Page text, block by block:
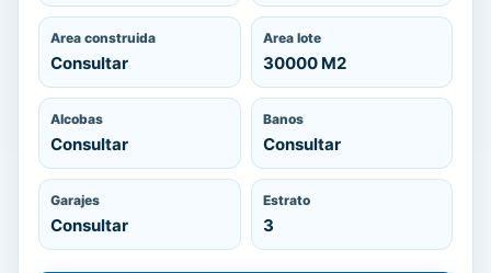
Area construida
Consultar
Area lote
30000 M2
Alcobas
Consultar
Banos
Consultar
Garajes
Consultar
Estrato
3